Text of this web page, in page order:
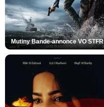
Mutiny Bande-annonce VO STFR